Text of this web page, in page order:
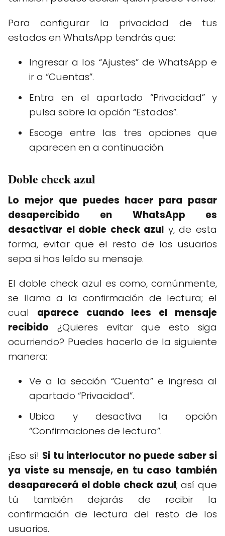
Para configurar la privacidad de tus
estados en WhatsApp tendrás que:
Ingresar a los “Ajustes” de WhatsApp e
ir a “Cuentas”.
Entra en el apartado “Privacidad” y
pulsa sobre la opción “Estados”.
Escoge entre las tres opciones que
aparecen en a continuación.
Doble check azul
Lo mejor que puedes hacer para pasar
desapercibido en WhatsApp es
desactivar el doble check azul y, de esta
forma, evitar que el resto de los usuarios
sepa si has leído su mensaje.
El doble check azul es como, comúnmente,
se llama a la confirmación de lectura; el
cual aparece cuando lees el mensaje
recibido ¿Quieres evitar que esto siga
ocurriendo? Puedes hacerlo de la siguiente
manera:
Ve a la sección “Cuenta” e ingresa al
apartado “Privacidad”.
Ubica y desactiva la opción
“Confirmaciones de lectura”.
¡Eso sí! Si tu interlocutor no puede saber si
ya viste su mensaje, en tu caso también
desaparecerá el doble check azul; así que
tú también dejarás de recibir la
confirmación de lectura del resto de los
usuarios.